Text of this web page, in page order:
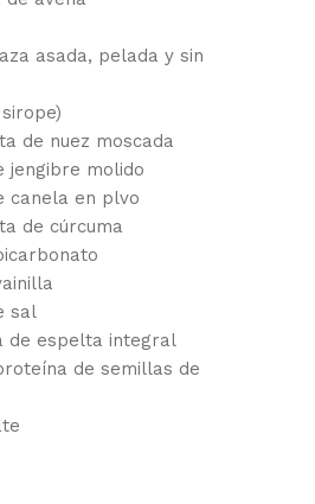
asada, pelada y sin
de nuez moscada
jengibre molido
canela en plvo
de cúrcuma
sal
de espelta integral
de semillas de